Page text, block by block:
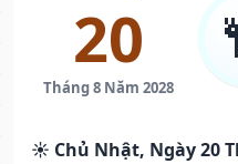
20
Tháng 8 Năm 2028
☀️ Chủ Nhật, Ngày 20